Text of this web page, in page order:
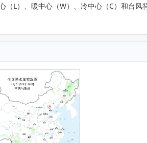
L）、暖中心（W）、冷中心（C）和台风